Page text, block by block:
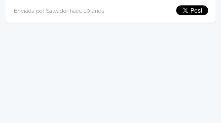
Enviada por Salvador hace 10 años